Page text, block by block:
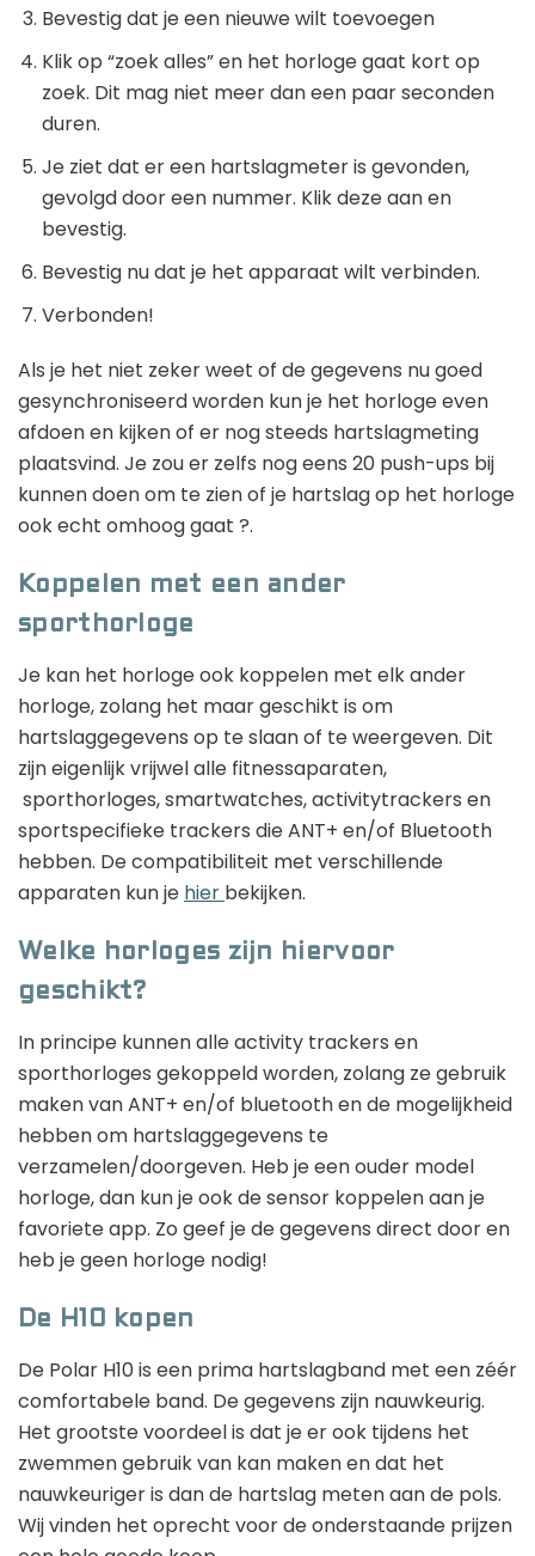
Bevestig dat je een nieuwe wilt toevoegen
Klik op “zoek alles” en het horloge gaat kort op
zoek. Dit mag niet meer dan een paar seconden
duren.
Je ziet dat er een hartslagmeter is gevonden,
gevolgd door een nummer. Klik deze aan en
bevestig.
Bevestig nu dat je het apparaat wilt verbinden.
Verbonden!
Als je het niet zeker weet of de gegevens nu goed
gesynchroniseerd worden kun je het horloge even
afdoen en kijken of er nog steeds hartslagmeting
plaatsvind. Je zou er zelfs nog eens 20 push-ups bij
kunnen doen om te zien of je hartslag op het horloge
ook echt omhoog gaat ?.
Koppelen met een ander
sporthorloge
Je kan het horloge ook koppelen met elk ander
horloge, zolang het maar geschikt is om
hartslaggegevens op te slaan of te weergeven. Dit
zijn eigenlijk vrijwel alle fitnessaparaten,
sporthorloges, smartwatches, activitytrackers en
sportspecifieke trackers die ANT+ en/of Bluetooth
hebben. De compatibiliteit met verschillende
apparaten kun je hier bekijken.
Welke horloges zijn hiervoor
geschikt?
In principe kunnen alle activity trackers en
sporthorloges gekoppeld worden, zolang ze gebruik
maken van ANT+ en/of bluetooth en de mogelijkheid
hebben om hartslaggegevens te
verzamelen/doorgeven. Heb je een ouder model
horloge, dan kun je ook de sensor koppelen aan je
favoriete app. Zo geef je de gegevens direct door en
heb je geen horloge nodig!
De H10 kopen
De Polar H10 is een prima hartslagband met een zéér
comfortabele band. De gegevens zijn nauwkeurig.
Het grootste voordeel is dat je er ook tijdens het
zwemmen gebruik van kan maken en dat het
nauwkeuriger is dan de hartslag meten aan de pols.
Wij vinden het oprecht voor de onderstaande prijzen